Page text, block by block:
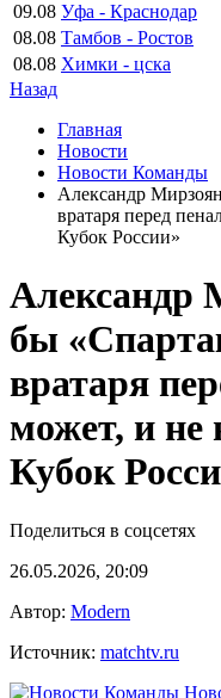
09.08 Уфа - Краснодар
08.08 Тамбов - Ростов
08.08 Химки - цска
Назад
Главная
Новости
Новости Команды
Александр
вратаря перед
Кубок России»
Александр
бы
вратаря
может, и
Кубок
Поделиться в соцсетях
26.05.2026, 20:09
Автор: Modern
Источник: matchtv.ru